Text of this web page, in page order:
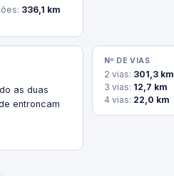
336,1 km
entroncam
Nº DE VIAS
2 vias: 301,3 km
3 vias: 12,7 km
4 vias: 22,0 km